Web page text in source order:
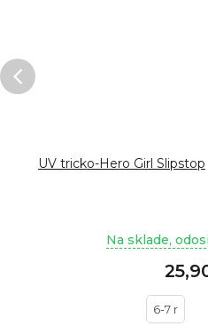
UV tricko-Hero Girl Slipstop
Na sklade,
6-7 r